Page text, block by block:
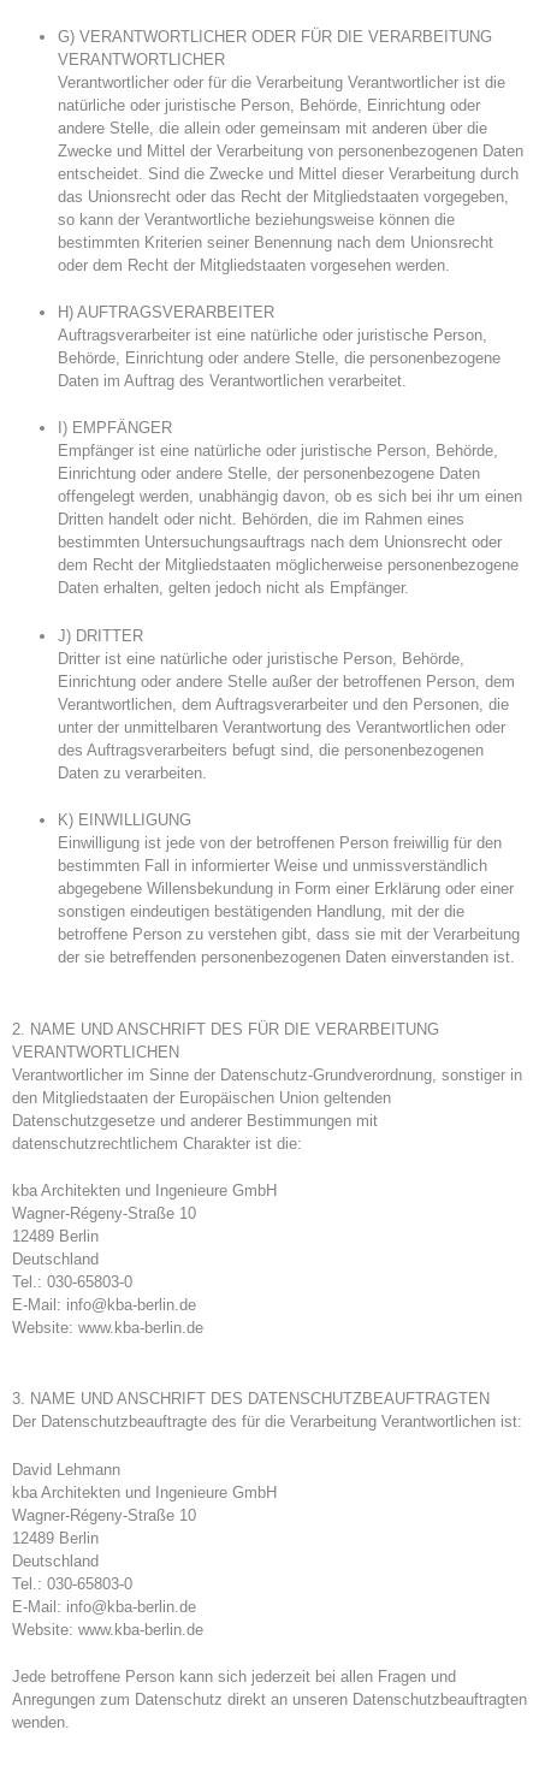
G) VERANTWORTLICHER ODER FÜR DIE VERARBEITUNG
VERANTWORTLICHER
Verantwortlicher oder für die Verarbeitung Verantwortlicher ist die
natürliche oder juristische Person, Behörde, Einrichtung oder
andere Stelle, die allein oder gemeinsam mit anderen über die
Zwecke und Mittel der Verarbeitung von personenbezogenen Daten
entscheidet. Sind die Zwecke und Mittel dieser Verarbeitung durch
das Unionsrecht oder das Recht der Mitgliedstaaten vorgegeben,
so kann der Verantwortliche beziehungsweise können die
bestimmten Kriterien seiner Benennung nach dem Unionsrecht
oder dem Recht der Mitgliedstaaten vorgesehen werden.
H) AUFTRAGSVERARBEITER
Auftragsverarbeiter ist eine natürliche oder juristische Person,
Behörde, Einrichtung oder andere Stelle, die personenbezogene
Daten im Auftrag des Verantwortlichen verarbeitet.
I) EMPFÄNGER
Empfänger ist eine natürliche oder juristische Person, Behörde,
Einrichtung oder andere Stelle, der personenbezogene Daten
offengelegt werden, unabhängig davon, ob es sich bei ihr um einen
Dritten handelt oder nicht. Behörden, die im Rahmen eines
bestimmten Untersuchungsauftrags nach dem Unionsrecht oder
dem Recht der Mitgliedstaaten möglicherweise personenbezogene
Daten erhalten, gelten jedoch nicht als Empfänger.
J) DRITTER
Dritter ist eine natürliche oder juristische Person, Behörde,
Einrichtung oder andere Stelle außer der betroffenen Person, dem
Verantwortlichen, dem Auftragsverarbeiter und den Personen, die
unter der unmittelbaren Verantwortung des Verantwortlichen oder
des Auftragsverarbeiters befugt sind, die personenbezogenen
Daten zu verarbeiten.
K) EINWILLIGUNG
Einwilligung ist jede von der betroffenen Person freiwillig für den
bestimmten Fall in informierter Weise und unmissverständlich
abgegebene Willensbekundung in Form einer Erklärung oder einer
sonstigen eindeutigen bestätigenden Handlung, mit der die
betroffene Person zu verstehen gibt, dass sie mit der Verarbeitung
der sie betreffenden personenbezogenen Daten einverstanden ist.
2. NAME UND ANSCHRIFT DES FÜR DIE VERARBEITUNG
VERANTWORTLICHEN
Verantwortlicher im Sinne der Datenschutz-Grundverordnung, sonstiger in
den Mitgliedstaaten der Europäischen Union geltenden
Datenschutzgesetze und anderer Bestimmungen mit
datenschutzrechtlichem Charakter ist die:
kba Architekten und Ingenieure GmbH
Wagner-Régeny-Straße 10
12489 Berlin
Deutschland
Tel.: 030-65803-0
E-Mail: info@kba-berlin.de
Website: www.kba-berlin.de
3. NAME UND ANSCHRIFT DES DATENSCHUTZBEAUFTRAGTEN
Der Datenschutzbeauftragte des für die Verarbeitung Verantwortlichen ist:
David Lehmann
kba Architekten und Ingenieure GmbH
Wagner-Régeny-Straße 10
12489 Berlin
Deutschland
Tel.: 030-65803-0
E-Mail: info@kba-berlin.de
Website: www.kba-berlin.de
Jede betroffene Person kann sich jederzeit bei allen Fragen und
Anregungen zum Datenschutz direkt an unseren Datenschutzbeauftragten
wenden.